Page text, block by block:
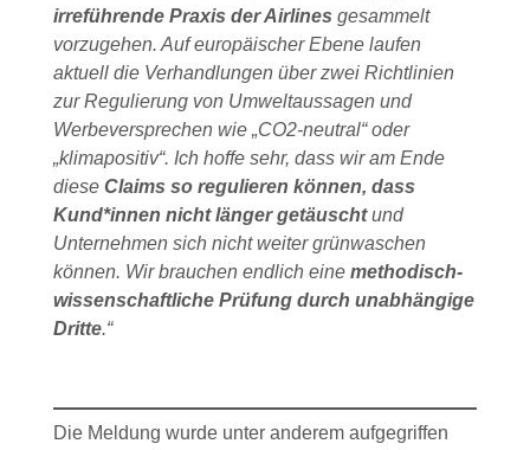
irreführende Praxis der Airlines gesammelt
vorzugehen. Auf europäischer Ebene laufen
aktuell die Verhandlungen über zwei Richtlinien
zur Regulierung von Umweltaussagen und
Werbeversprechen wie „CO2-neutral“ oder
„klimapositiv“. Ich hoffe sehr, dass wir am Ende
diese Claims so regulieren können, dass
Kund*innen nicht länger getäuschtund
Unternehmen sich nicht weiter grünwaschen
können. Wir brauchen endlich eine methodisch-
wissenschaftliche Prüfung durch unabhängige
Dritte.“
Die Meldung wurde unter anderem aufgegriffen